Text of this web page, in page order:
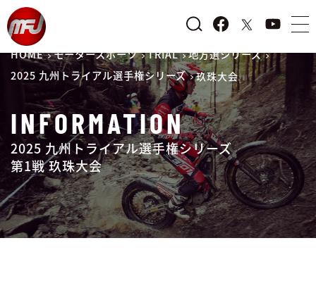
HOME モータースポーツ TRIAL
地方選シリーズ
2025 九州トライアル選手権シリーズ
玖珠大会
INFORMATION
2025 九州トライアル選手権シリーズ
第1戦 玖珠大会